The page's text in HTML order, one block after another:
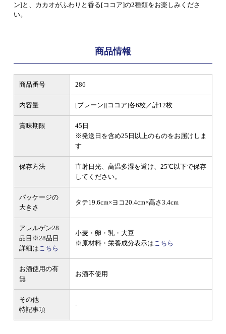
ン]と、カカオがふわりと香る[ココア]の2種類をお楽しみくださ
い。
商品情報
商品番号 286
内容量 [プレーン][ココア]各6枚／計12枚
賞味期限
45日
※発送日を含め25日以上のものをお届けしま
す
保存方法
直射日光、高温多湿を避け、25℃以下で保存
してください。
パッケージの
大きさ
タテ19.6cm×ヨコ20.4cm×高さ3.4cm
アレルゲン28
品目 ※28品目
詳細はこちら
小麦・卵・乳・大豆
※原材料・栄養成分表示はこちら
お酒使用の有
無
お酒不使用
その他
特記事項
-